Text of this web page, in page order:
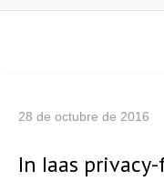
28 de octubre de 2016
In Iaas